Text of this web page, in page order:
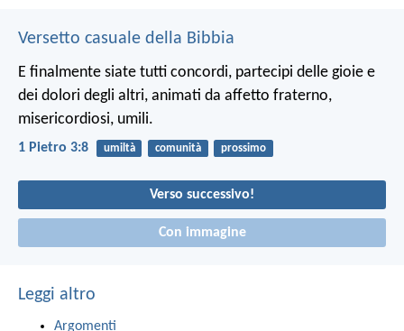
Versetto casuale della Bibbia
E finalmente siate tutti concordi, partecipi delle gioie e
dei dolori degli altri, animati da affetto fraterno,
misericordiosi, umili.
1 Pietro 3:8 umiltà comunità prossimo
Verso successivo!
Con immagine
Leggi altro
Argomenti